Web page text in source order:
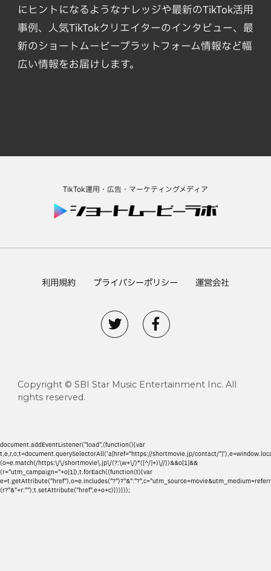
にヒントになるようなナレッジや最新のTikTok活用
事例、人気TikTokクリエイターのインタビュー、最
新のショートムービープラットフォーム情報など幅
広い情報をお届けします。
TikTok運用・広告・マーケティングメディア
利用規約 プライバシーポリシー 運営会社
Copyright © SBI Star Music Entertainment Inc. All
rights reserved.
document.addEventListener("load",(function(){var
t,e,r,o;t=document.querySelectorAll('a[href="https://shortmovie.jp/contact/
(o=e.match(/https:\/\/shortmovie\.jp\/(?:\w+\/)*([^/]+)\//))&&o[1]&&
(r="utm_campaign="+o[1]),t.forEach((function(t){var
(r?"&"+r:"");t.setAttribute("href",e+o+c)}))}));